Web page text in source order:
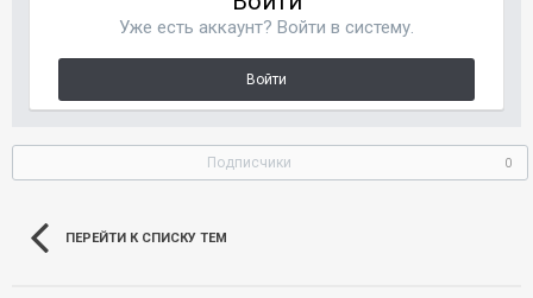
Уже есть аккаунт? Войти в систему.
Войти
Подписчики 0
ПЕРЕЙТИ К СПИСКУ ТЕМ